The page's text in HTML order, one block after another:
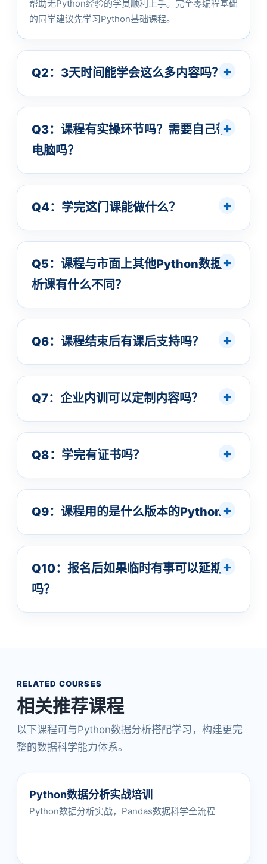
帮助无Python经验的学员顺利上手。完全零编程基础
的同学建议先学习Python基础课程。
Q2：3天时间能学会这么多内容吗？
Q3：课程有实操环节吗？需要自己带
电脑吗？
Q4：学完这门课能做什么？
Q5：课程与市面上其他Python数据分
析课有什么不同？
Q6：课程结束后有课后支持吗？
Q7：企业内训可以定制内容吗？
Q8：学完有证书吗？
Q9：课程用的是什么版本的Python？
Q10：报名后如果临时有事可以延期
吗？
RELATED COURSES
相关推荐课程
以下课程可与Python数据分析搭配学习，构建更完
整的数据科学能力体系。
Python数据分析实战培训
Python数据分析实战，Pandas数据科学全流程